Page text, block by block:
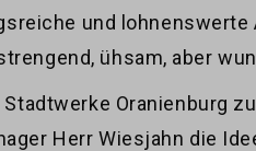
und
ühsam, aber
Oranienburg
Herr Wiesjahn die